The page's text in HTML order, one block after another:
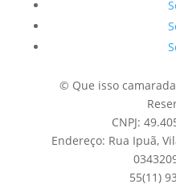
© Que isso
CNPJ:
Endereço: Rua Ipuã,
55(11)